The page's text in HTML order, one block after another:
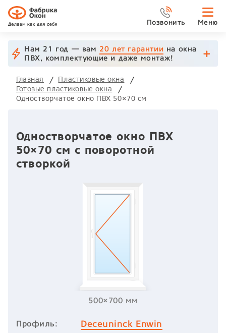
Позвонить Меню
Нам 21 год — вам 20 лет гарантии на окна
ПВХ, комплектующие и даже монтаж!
Главная
Пластиковые окна
Готовые пластиковые окна
Одностворчатое окно ПВХ 50×70 см
Одностворчатое окно ПВХ
50×70 см с поворотной
створкой
500×700 мм
Профиль: Deceuninck Enwin